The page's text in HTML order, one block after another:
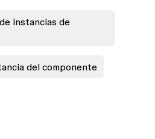
instancias de
del componente